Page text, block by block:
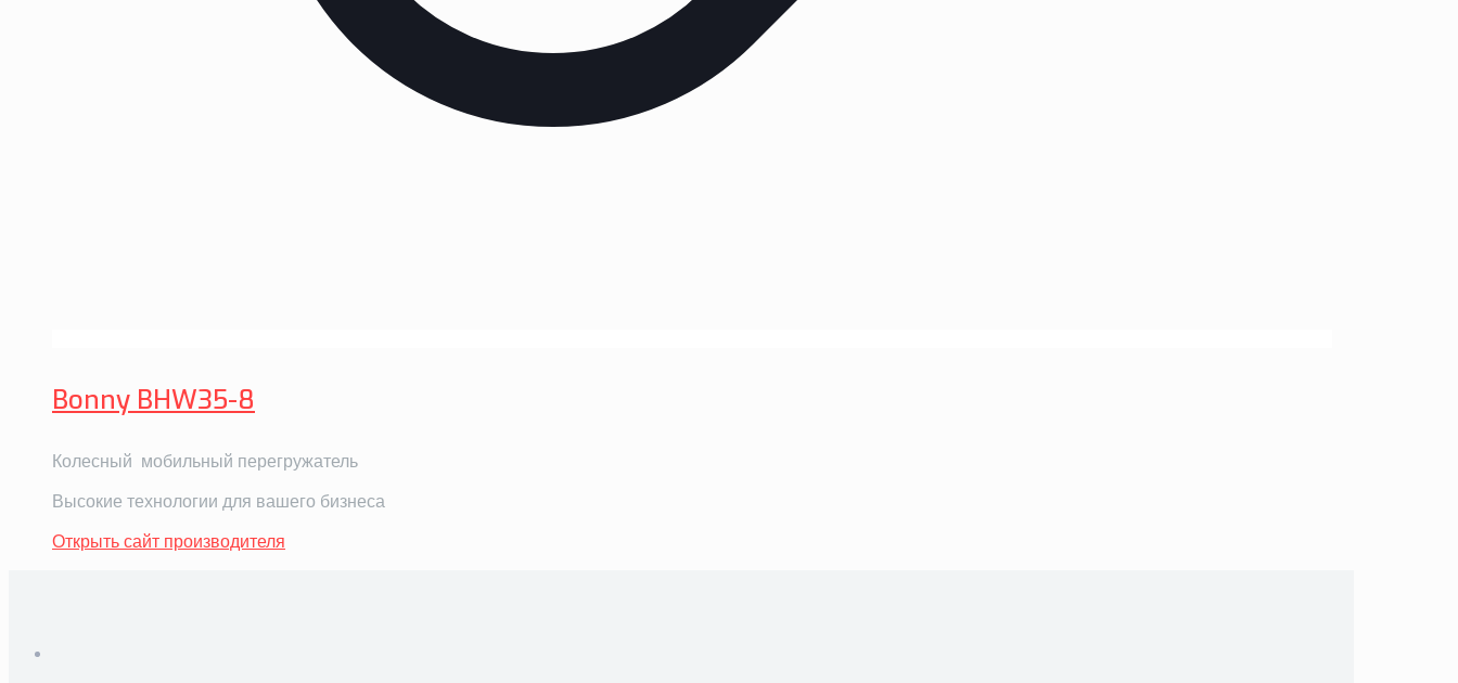
Bonny BHW35-8
Колесный мобильный перегружатель
Высокие технологии для вашего бизнеса
Открыть сайт производителя